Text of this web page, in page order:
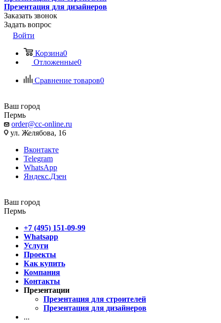
Презентация для дизайнеров
Заказать звонок
Задать вопрос
Войти
Корзина0
Отложенные0
Сравнение товаров0
Ваш город
Пермь
order@cc-online.ru
ул. Желябова, 16
Вконтакте
Telegram
WhatsApp
Яндекс.Дзен
Ваш город
Пермь
+7 (495) 151-09-99
Whatsapp
Услуги
Проекты
Как купить
Компания
Контакты
Презентации
Презентация для строителей
Презентация для дизайнеров
...